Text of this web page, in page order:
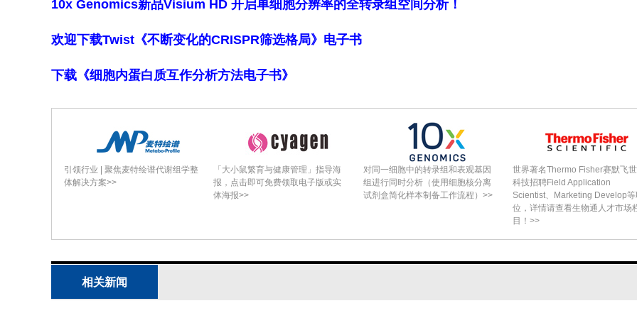
1
最低（q1=5.31; q2=4.39）。大豆单作每样点的功能群数量最少（1.75±0.25），其余生境
均为12.2±0.37。蚂蚁丰度在不同生境类型间存在显著差异（H=28.53, df=5, p<0.001），
13 15
在显著差异。牧场具有最高的营养范围（5.56营养级；δ
15N=?4.4‰–12.3‰），大豆单作最
低（1.39营养级；δ15 N=?0.4‰–3.8‰）；稀树草原和森林仅出现C3 植物值，而牧场以C4
物为优势基底资源。牧场具有最大的同位素生态位宽度，其次为森林、草原、有机农场和稀
草原，大豆单作SEA最低。同位素生态位在自然生境间重叠度高（ISim>0.88），有机农场与
森林重叠度低（ISim=0.06）。土壤杂食者（F=5.43, df=5.88, p<0.001）、地表泛化捕食
（F=10.3, df=4, p<0.001）和泛化巡逻弓背蚁族（Camponotini）（F=3.35, df=4,
p<0.05）的δ
10x Genomics新品Visium HD 开启单细胞分辨率的全转录组空间分析！
欢迎下载Twist《不断变化的CRISPR筛选格局》电子书
下载《细胞内蛋白质互作分析方法电子书》
引领行业 | 聚焦麦特绘谱代谢组学整
体解决方案>>
「大小鼠繁育与健康管理」指导海
报，点击即可免费领取电子版或实
体海报>>
对同一细胞中的转录组和表观基因
组进行同时分析（使用细胞核分离
试剂盒简化样本制备工作流程）>>
世界著名Thermo Fisher赛默飞
科技招聘Field Application
Scientist、Marketing Develop等
位，详情请查看生物通人才市场
目！>>
相关新闻